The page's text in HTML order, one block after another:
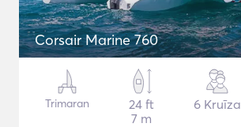
Corsair Marine 760
Trimaran
24 ft
7 m
6 Kruīza